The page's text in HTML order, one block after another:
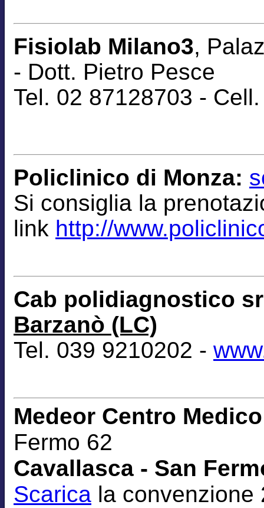
Fisiolab Milano3,
- Dott. Pietro Pesce
Tel. 02 87128703 -
Policlinico di Monza:
Si consiglia la
link http://
Cab polidiagnostico
Barzanò (LC)
Tel. 039 9210202 -
Medeor Centro
Fermo 62
Cavallasca - San
Scarica la convenzione